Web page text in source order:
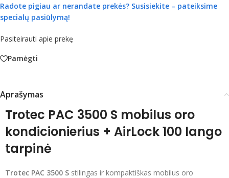
Radote pigiau ar nerandate prekės? Susisiekite – pateiksime
specialų pasiūlymą!
Pasiteirauti apie prekę
Pamėgti
Aprašymas
Trotec PAC 3500 S mobilus oro
kondicionierius + AirLock 100 lango
tarpinė
Trotec PAC 3500 S stilingas ir kompaktiškas mobilus oro